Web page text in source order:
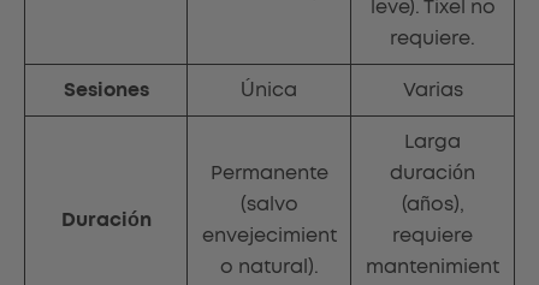
leve). Tixel no
requiere.
Sesiones Única Varias
Duración
Permanente
(salvo
envejecimient
o natural).
Larga
duración
(años),
requiere
mantenimient